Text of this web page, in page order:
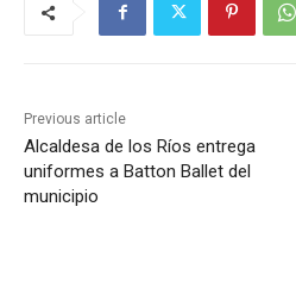
Previous article
Alcaldesa de los Ríos entrega
uniformes a Batton Ballet del
municipio